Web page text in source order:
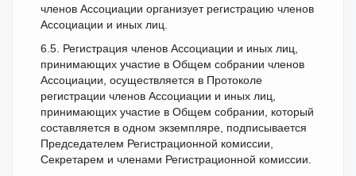
членов Ассоциации организует регистрацию членов
Ассоциации и иных лиц.
6.5. Регистрация членов Ассоциации и иных лиц,
принимающих участие в Общем собрании членов
Ассоциации, осуществляется в Протоколе
регистрации членов Ассоциации и иных лиц,
принимающих участие в Общем собрании, который
составляется в одном экземпляре, подписывается
Председателем Регистрационной комиссии,
Секретарем и членами Регистрационной комиссии.